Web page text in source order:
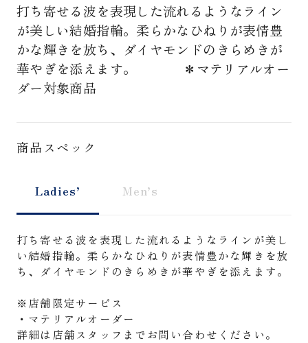
打ち寄せる波を表現した流れるようなライン
が美しい結婚指輪。柔らかなひねりが表情豊
かな輝きを放ち、ダイヤモンドのきらめきが
華やぎを添えます。 ＊マテリアルオー
ダー対象商品
商品スペック
Ladies’ Men’s
打ち寄せる波を表現した流れるようなラインが美し
い結婚指輪。柔らかなひねりが表情豊かな輝きを放
ち、ダイヤモンドのきらめきが華やぎを添えます。
※店舗限定サービス
・マテリアルオーダー
詳細は店舗スタッフまでお問い合わせください。